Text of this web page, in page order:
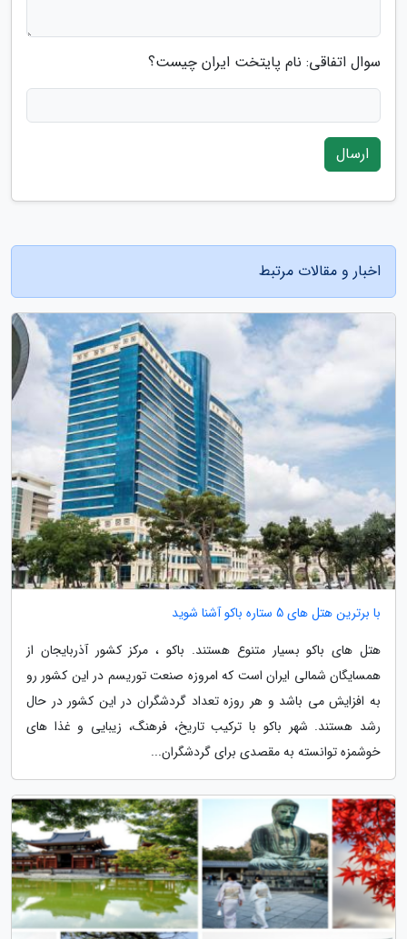
سوال اتفاقی: نام پایتخت ایران چیست؟
ارسال
اخبار و مقالات مرتبط
با برترین هتل های 5 ستاره باکو آشنا شوید
هتل های باکو بسیار متنوع هستند. باکو ، مرکز کشور آذربایجان از
همسایگان شمالی ایران است که امروزه صنعت توریسم در این کشور رو
به افزایش می باشد و هر روزه تعداد گردشگران در این کشور در حال
رشد هستند. شهر باکو با ترکیب تاریخ، فرهنگ، زیبایی و غذا های
خوشمزه توانسته به مقصدی برای گردشگران...